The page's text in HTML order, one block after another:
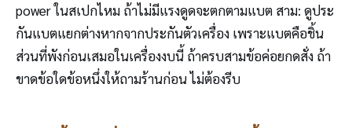
power ในสเปกไหม ถ้าไม่มีแรงดูดจะตกตามแบต สาม: ดูประ
กันแบตแยกต่างหากจากประกันตัวเครื่อง เพราะแบตคือชิ้น
ส่วนที่พังก่อนเสมอในเครื่องงบนี้ ถ้าครบสามข้อค่อยกดสั่ง ถ้า
ขาดข้อใดข้อหนึ่งให้ถามร้านก่อน ไม่ต้องรีบ